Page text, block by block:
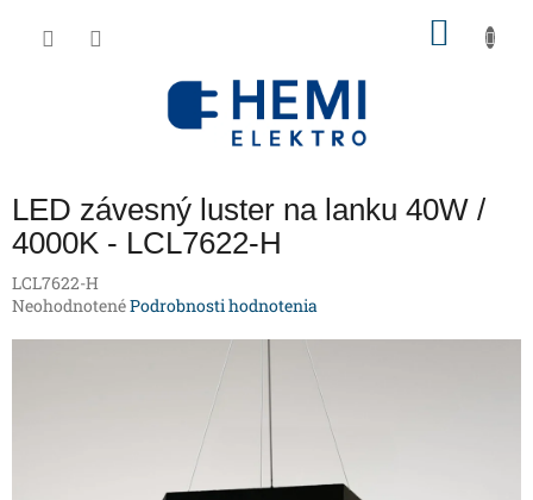
LED závesný luster na lanku 40W /
4000K - LCL7622-H
LCL7622-H
Priemerné
NeohodnotenéPodrobnosti hodnotenia